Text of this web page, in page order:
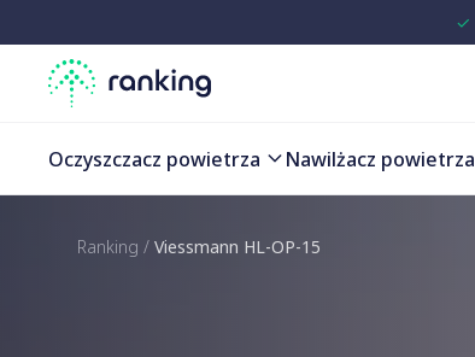
✓
Oczyszczacz powietrza Nawilżacz powietrza
Ranking / Viessmann HL-OP-15